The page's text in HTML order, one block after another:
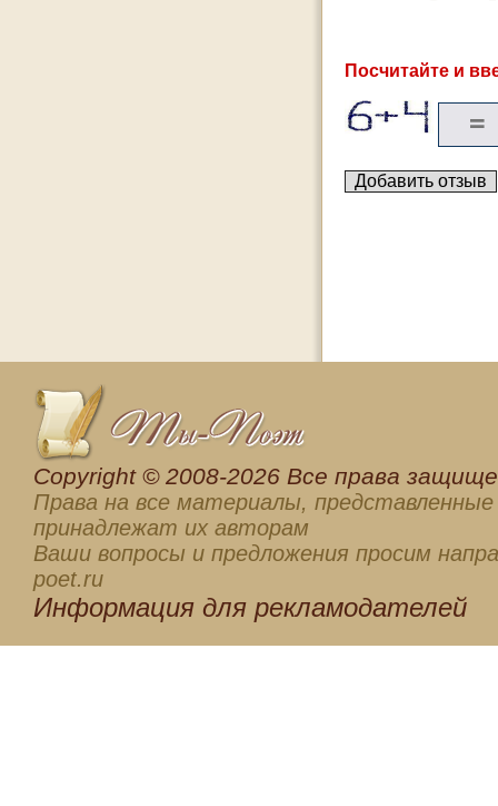
Посчитайте и
Сopyright © 2008-2026 Все права
Права на все материалы, представленные
принадлежат их авторам
Ваши вопросы и предложения просим
poet.ru
Информация для рекламодателей